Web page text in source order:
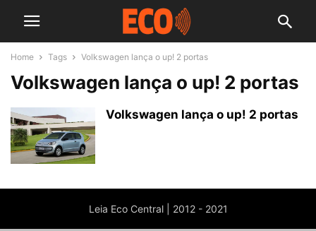
Home Tags Volkswagen lança o up! 2 portas
Volkswagen lança o up! 2 portas
Volkswagen lança o up! 2 portas
Leia Eco Central | 2012 - 2021